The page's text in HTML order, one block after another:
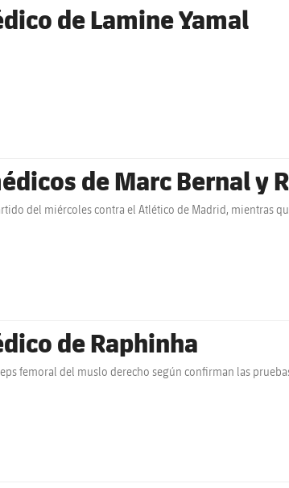
de Lamine Yamal
de Marc Bernal y
del miércoles contra el Atlético de Madrid, mientras
de Raphinha
femoral del muslo derecho según confirman las